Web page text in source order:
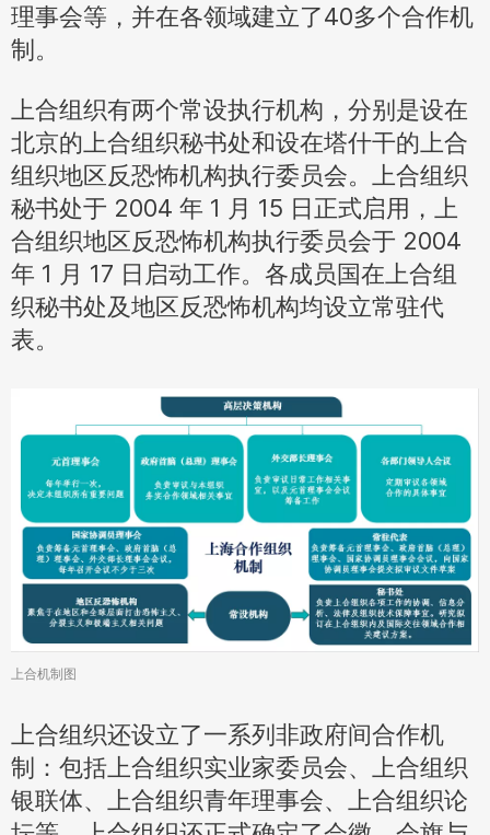
理事会等，并在各领域建立了40多个合作机
制。
上合组织有两个常设执行机构，分别是设在
北京的上合组织秘书处和设在塔什干的上合
组织地区反恐怖机构执行委员会。上合组织
秘书处于 2004 年 1 月 15 日正式启用，上
合组织地区反恐怖机构执行委员会于 2004
年 1 月 17 日启动工作。各成员国在上合组
织秘书处及地区反恐怖机构均设立常驻代
表。
上合机制图
上合组织还设立了一系列非政府间合作机
制：包括上合组织实业家委员会、上合组织
银联体、上合组织青年理事会、上合组织论